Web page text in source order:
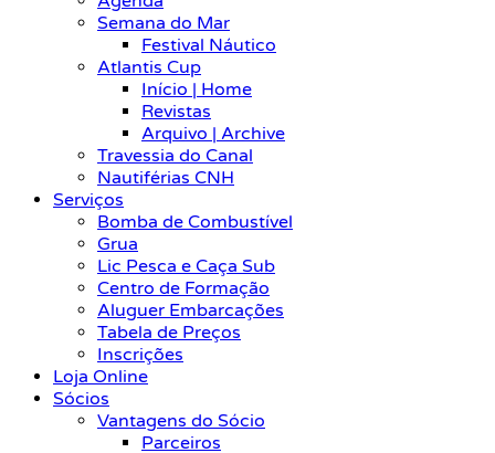
Semana do Mar
Festival Náutico
Atlantis Cup
Início | Home
Revistas
Arquivo | Archive
Travessia do Canal
Nautiférias CNH
Serviços
Bomba de Combustível
Grua
Lic Pesca e Caça Sub
Centro de Formação
Aluguer Embarcações
Tabela de Preços
Inscrições
Loja Online
Sócios
Vantagens do Sócio
Parceiros